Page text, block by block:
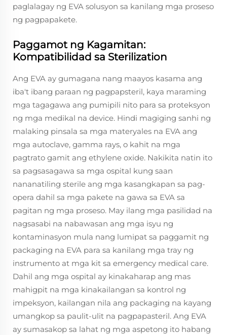
paglalagay ng EVA solusyon sa kanilang mga proseso
ng pagpapakete.
Paggamot ng Kagamitan:
Kompatibilidad sa Sterilization
Ang EVA ay gumagana nang maayos kasama ang
iba't ibang paraan ng pagpapsteril, kaya maraming
mga tagagawa ang pumipili nito para sa proteksyon
ng mga medikal na device. Hindi magiging sanhi ng
malaking pinsala sa mga materyales na EVA ang
mga autoclave, gamma rays, o kahit na mga
pagtrato gamit ang ethylene oxide. Nakikita natin ito
sa pagsasagawa sa mga ospital kung saan
nananatiling sterile ang mga kasangkapan sa pag-
opera dahil sa mga pakete na gawa sa EVA sa
pagitan ng mga proseso. May ilang mga pasilidad na
nagsasabi na nabawasan ang mga isyu ng
kontaminasyon mula nang lumipat sa paggamit ng
packaging na EVA para sa kanilang mga tray ng
instrumento at mga kit sa emergency medical care.
Dahil ang mga ospital ay kinakaharap ang mas
mahigpit na mga kinakailangan sa kontrol ng
impeksyon, kailangan nila ang packaging na kayang
umangkop sa paulit-ulit na pagpapasteril. Ang EVA
ay sumasakop sa lahat ng mga aspetong ito habang